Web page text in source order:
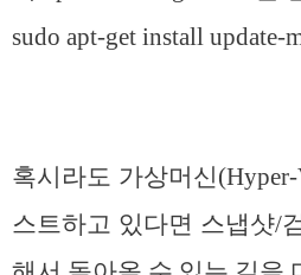
sudo apt-get install update-
혹시라도 가상머신
스트하고 있다면 스냅샷/